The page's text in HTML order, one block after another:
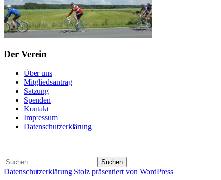
Der Verein
Über uns
Mitgliedsantrag
Satzung
Spenden
Kontakt
Impressum
Datenschutzerklärung
Suchen
nach:
Datenschutzerklärung Stolz präsentiert von WordPress